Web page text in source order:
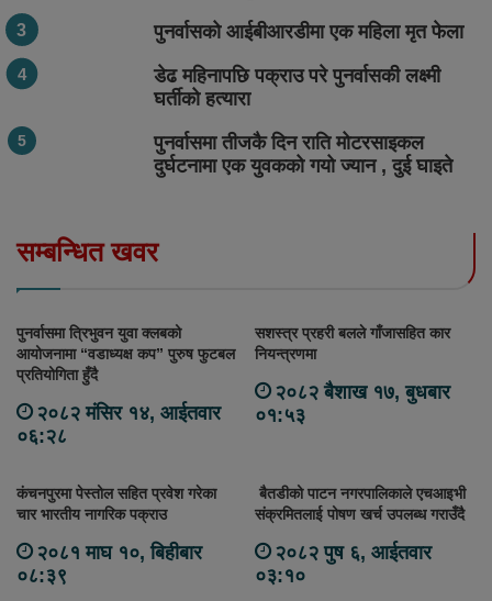
पुनर्वासको आईबीआरडीमा एक महिला मृत फेला
डेढ महिनापछि पक्राउ परे पुनर्वासकी लक्ष्मी
घर्तीको हत्यारा
पुनर्वासमा तीजकै दिन राति मोटरसाइकल
दुर्घटनामा एक युवकको गयो ज्यान , दुई घाइते
सम्बन्धित खवर
पुनर्वासमा त्रिभुवन युवा क्लबको
आयोजनामा “वडाध्यक्ष कप” पुरुष फुटबल
प्रतियोगिता हुँदै
२०८२ मंसिर १४, आईतवार
०६:२८
सशस्त्र प्रहरी बलले गाँजासहित कार
नियन्त्रणमा
२०८२ बैशाख १७, बुधबार
०१:५३
कंचनपुरमा पेस्तोल सहित प्रवेश गरेका
चार भारतीय नागरिक पक्राउ
२०८१ माघ १०, बिहीबार
०८:३९
बैतडीको पाटन नगरपालिकाले एचआइभी
संक्रमितलाई पोषण खर्च उपलब्ध गराउँदै
२०८२ पुष ६, आईतवार
०३:१०